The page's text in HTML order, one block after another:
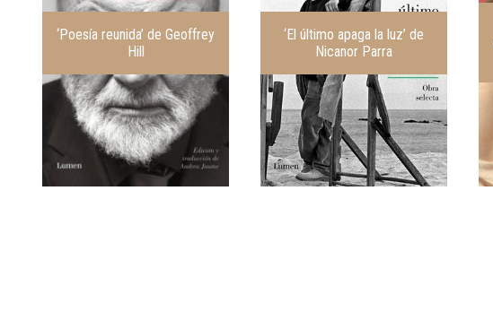
‘Poesía reunida’ de Geoffrey
Hill
‘El último apaga la luz’ de
Nicanor Parra